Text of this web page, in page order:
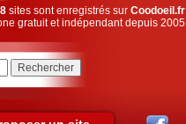
sites sont enregistrés sur Coodoeil.fr
gratuit et indépendant depuis 2005